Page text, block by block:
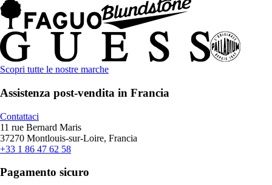
Scopri tutte le nostre marche
Assistenza post-vendita in Francia
Contattaci
11 rue Bernard Maris
37270 Montlouis-sur-Loire, Francia
+33 1 86 47 62 58
Pagamento sicuro